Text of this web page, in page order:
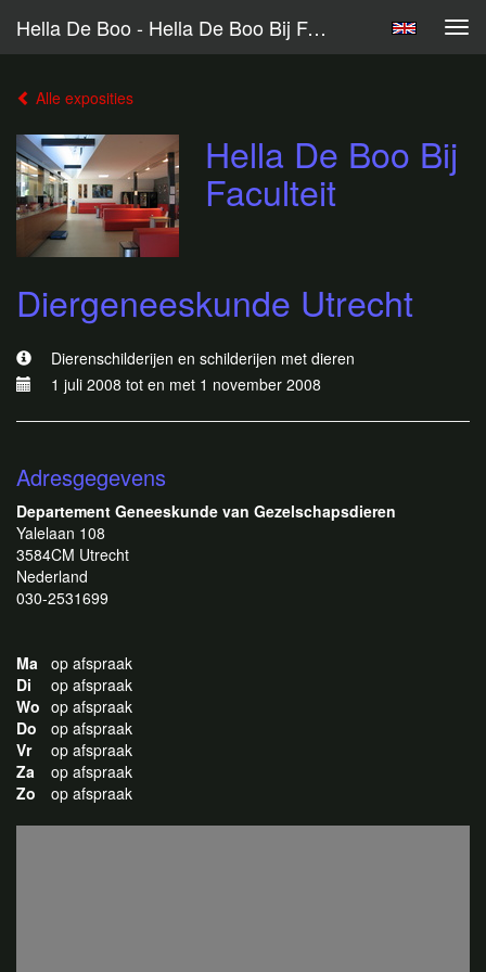
Hella De Boo - Hella De Boo Bij Faculteit Diergeneeskunde Utrecht
Alle exposities
Hella De Boo Bij
Faculteit
Diergeneeskunde Utrecht
Dierenschilderijen en schilderijen met dieren
1 juli 2008 tot en met 1 november 2008
Adresgegevens
Departement Geneeskunde van Gezelschapsdieren
Yalelaan 108
3584CM Utrecht
Nederland
030-2531699
Ma op afspraak
Di
op afspraak
Wo op afspraak
Do
op afspraak
Vr
op afspraak
Za
op afspraak
Zo
op afspraak